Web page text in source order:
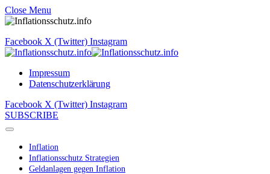
Close Menu
Facebook X (Twitter) Instagram
Impressum
Datenschutzerklärung
Facebook X (Twitter) Instagram
SUBSCRIBE
Inflation
Inflationsschutz Strategien
Geldanlagen gegen Inflation